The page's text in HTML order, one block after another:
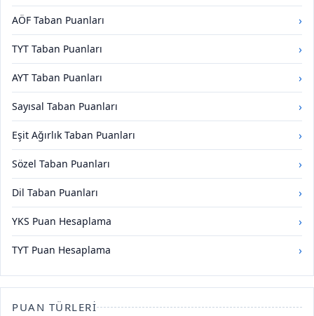
AÖF Taban Puanları ›
TYT Taban Puanları ›
AYT Taban Puanları ›
Sayısal Taban Puanları ›
Eşit Ağırlık Taban Puanları ›
Sözel Taban Puanları ›
Dil Taban Puanları ›
YKS Puan Hesaplama ›
TYT Puan Hesaplama ›
PUAN TÜRLERI